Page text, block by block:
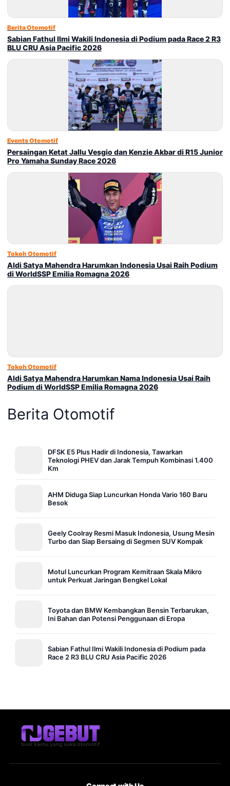
Berita Otomotif
Sabian Fathul Ilmi Wakili Indonesia di Podium pada Race 2 R3
BLU CRU Asia Pacific 2026
Events Otomotif
Persaingan Ketat Jallu Vesgio dan Kenzie Akbar di R15 Junior
Pro Yamaha Sunday Race 2026
Tokoh Otomotif
Aldi Satya Mahendra Harumkan Indonesia Usai Raih Podium
di WorldSSP Emilia Romagna 2026
Tokoh Otomotif
Aldi Satya Mahendra Harumkan Nama Indonesia Usai Raih
Podium di WorldSSP Emilia Romagna 2026
Berita Otomotif
DFSK E5 Plus Hadir di Indonesia, Tawarkan
Teknologi PHEV dan Jarak Tempuh Kombinasi 1.400
Km
AHM Diduga Siap Luncurkan Honda Vario 160 Baru
Besok
Geely Coolray Resmi Masuk Indonesia, Usung Mesin
Turbo dan Siap Bersaing di Segmen SUV Kompak
Motul Luncurkan Program Kemitraan Skala Mikro
untuk Perkuat Jaringan Bengkel Lokal
Toyota dan BMW Kembangkan Bensin Terbarukan,
Ini Bahan dan Potensi Penggunaan di Eropa
Sabian Fathul Ilmi Wakili Indonesia di Podium pada
Race 2 R3 BLU CRU Asia Pacific 2026